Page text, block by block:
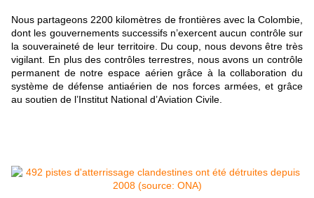
Nous partageons 2200 kilomètres de frontières avec la Colombie,
dont les gouvernements successifs n’exercent aucun contrôle sur
la souveraineté de leur territoire. Du coup, nous devons être très
vigilant. En plus des contrôles terrestres, nous avons un contrôle
permanent de notre espace aérien grâce à la collaboration du
système de défense antiaérien de nos forces armées, et grâce
au soutien de l’Institut National d’Aviation Civile.